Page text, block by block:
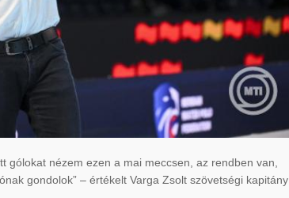
gólokat nézem ezen a mai meccsen, az rendben van,
gondolok” – értékelt Varga Zsolt szövetségi kapitány